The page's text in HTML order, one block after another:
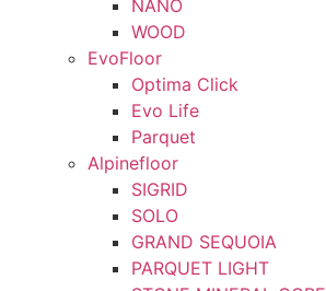
NANO
WOOD
EvoFloor
Optima Click
Evo Life
Parquet
Alpinefloor
SIGRID
SOLO
GRAND SEQUOIA
PARQUET LIGHT